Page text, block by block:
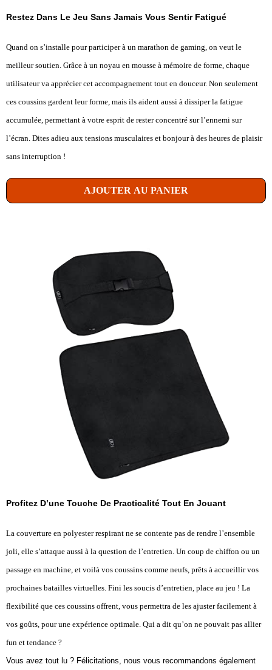
Restez Dans Le Jeu Sans Jamais Vous Sentir Fatigué
Quand on s’installe pour participer à un marathon de gaming, on veut le
meilleur soutien. Grâce à un noyau en mousse à mémoire de forme, chaque
utilisateur va apprécier cet accompagnement tout en douceur. Non seulement
ces coussins gardent leur forme, mais ils aident aussi à dissiper la fatigue
accumulée, permettant à votre esprit de rester concentré sur l’ennemi sur
l’écran. Dites adieu aux tensions musculaires et bonjour à des heures de plaisir
sans interruption !
AJOUTER AU PANIER
Profitez D’une Touche De Practicalité Tout En Jouant
La couverture en polyester respirant ne se contente pas de rendre l’ensemble
joli, elle s’attaque aussi à la question de l’entretien. Un coup de chiffon ou un
passage en machine, et voilà vos coussins comme neufs, prêts à accueillir vos
prochaines batailles virtuelles. Fini les soucis d’entretien, place au jeu ! La
flexibilité que ces coussins offrent, vous permettra de les ajuster facilement à
vos goûts, pour une expérience optimale. Qui a dit qu’on ne pouvait pas allier
fun et tendance ?
Vous avez tout lu ? Félicitations, nous vous recommandons également